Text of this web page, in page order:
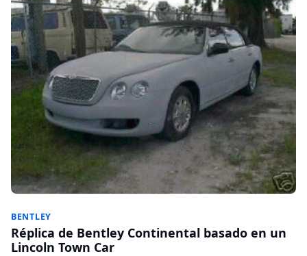
BENTLEY
Réplica de Bentley Continental basado en un
Lincoln Town Car